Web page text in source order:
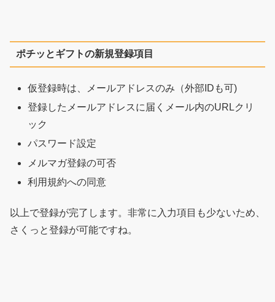
ポチッとギフトの新規登録項目
仮登録時は、メールアドレスのみ（外部IDも可)
登録したメールアドレスに届くメール内のURLクリ
ック
パスワード設定
メルマガ登録の可否
利用規約への同意
以上で登録が完了します。非常に入力項目も少ないため、
さくっと登録が可能ですね。